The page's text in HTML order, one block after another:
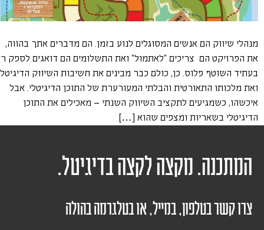
מנהלי שיווק הם אנשים המסוגלים לנוע בזמן. הם מדברים אתך בהווה,
את הפרויקט הם צריכים "לאתמול" ואת התשלומים הם דואגים לספק
בעתיד השוטף פלוס. כן, כולם כבר מבינים את חשיבות השיווק
ואת מלכותו התאורטית והבלתי המעורערת של התוכן הדיגיטלי. אבל
איכשהו, כשמגיעים לתקציב השיווק השנתי – מאכילים את התוכן
הדיגיטלי בשאריות ומצפים שהוא […]
המתכנה. מקצה לקצה בדיגיטל.
צרו קשר בטלפון, במייל, או בטלגרמה בהולה